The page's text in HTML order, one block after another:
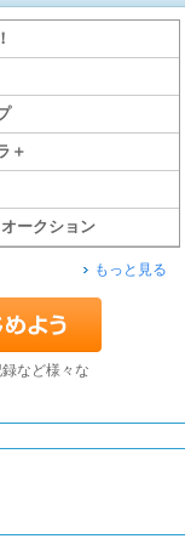
＋
オークション
もっと見る
など様々な